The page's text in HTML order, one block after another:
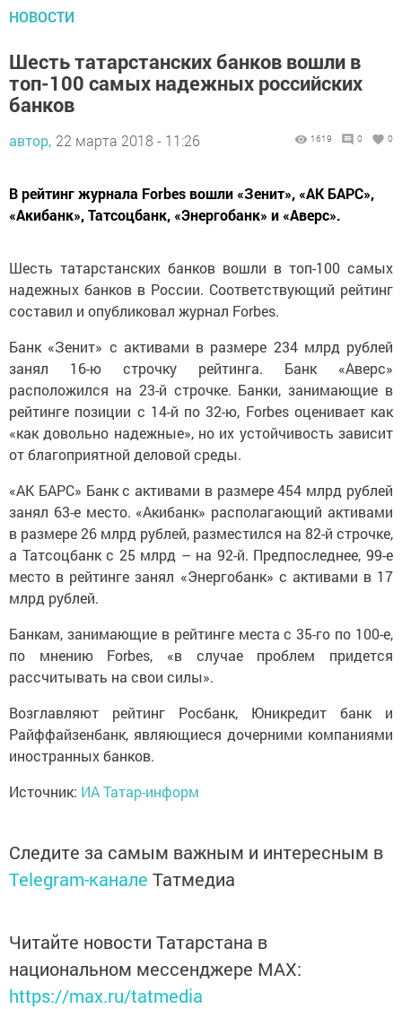
НОВОСТИ
Шесть татарстанских банков вошли в
топ-100 самых надежных российских
банков
автор, 22 марта 2018 - 11:26 1619 0 0
В рейтинг журнала Forbes вошли «Зенит», «АК БАРС»,
«Акибанк», Татсоцбанк, «Энергобанк» и «Аверс».
Шесть татарстанских банков вошли в топ-100 самых
надежных банков в России. Соответствующий рейтинг
составил и опубликовал журнал Forbes.
Банк «Зенит» с активами в размере 234 млрд рублей
занял 16-ю строчку рейтинга. Банк «Аверс»
расположился на 23-й строчке. Банки, занимающие в
рейтинге позиции с 14-й по 32-ю, Forbes оценивает как
«как довольно надежные», но их устойчивость зависит
от благоприятной деловой среды.
«АК БАРС» Банк с активами в размере 454 млрд рублей
занял 63-е место. «Акибанк» располагающий активами
в размере 26 млрд рублей, разместился на 82-й строчке,
а Татсоцбанк с 25 млрд – на 92-й. Предпоследнее, 99-е
место в рейтинге занял «Энергобанк» с активами в 17
млрд рублей.
Банкам, занимающие в рейтинге места с 35-го по 100-е,
по мнению Forbes, «в случае проблем придется
рассчитывать на свои силы».
Возглавляют рейтинг Росбанк, Юникредит банк и
Райффайзенбанк, являющиеся дочерними компаниями
иностранных банков.
Источник: ИА Татар-информ
Следите за самым важным и интересным в
Telegram-канале Татмедиа
Читайте новости Татарстана в
национальном мессенджере MАХ:
https://max.ru/tatmedia